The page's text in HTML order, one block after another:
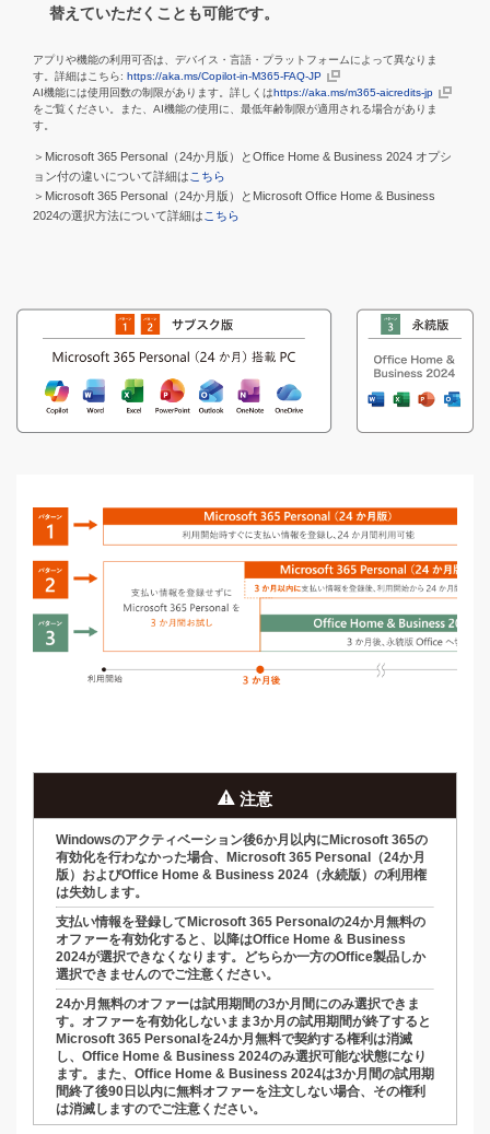
替えていただくことも可能です。
アプリや機能の利用可否は、デバイス・言語・プラットフォームによって異なりま
す。詳細はこちら: https://aka.ms/Copilot-in-M365-FAQ-JP
AI機能には使用回数の制限があります。詳しくはhttps://aka.ms/m365-aicredits-jp
をご覧ください。また、AI機能の使用に、最低年齢制限が適用される場合がありま
す。
＞Microsoft 365 Personal（24か月版）とOffice Home & Business 2024 オプシ
ョン付の違いについて詳細は こちら
＞Microsoft 365 Personal（24か月版）とMicrosoft Office Home & Business
2024の選択方法について詳細は こちら
注意
Windowsのアクティベーション後6か月以内にMicrosoft 365の
有効化を行わなかった場合、
Microsoft 365 Personal（24か月
版）およびOffice Home & Business 2024（永続版）の利用権
は失効します。
支払い情報を登録してMicrosoft 365 Personalの24か月無料の
オファーを有効化すると、以降はOffice Home & Business
2024が選択できなくなります。どちらか一方のOffice製品しか
選択できませんのでご注意ください。
24か月無料のオファーは試用期間の3か月間にのみ選択できま
す。オファーを有効化しないまま3か月の試用期間が終了すると
Microsoft 365 Personalを24か月無料で契約する権利は消滅
し、Office Home & Business 2024のみ選択可能な状態になり
ます。
また、Office Home & Business 2024は3か月間の試用期
間終了後90日以内に無料オファーを注文しない場合、 その権利
は消滅しますのでご注意ください。